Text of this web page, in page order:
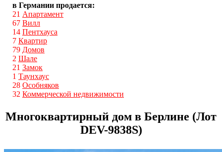
в Германии продается:
21 Апартамент
67 Вилл
14 Пентхауса
7 Квартир
79 Домов
2 Шале
21 Замок
1 Таунхаус
28 Особняков
32 Коммерческой недвижимости
Многоквартирный дом в Берлине (Лот
DEV-9838S)